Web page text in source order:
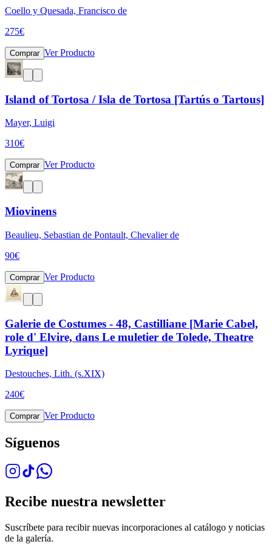
Coello y Quesada, Francisco de
275€
Comprar Ver Producto
Island of Tortosa / Isla de Tortosa [Tartús o Tartous]
Mayer, Luigi
310€
Comprar Ver Producto
Miovinens
Beaulieu, Sebastian de Pontault, Chevalier de
90€
Comprar Ver Producto
Galerie de Costumes - 48, Castilliane [Marie Cabel,
role d' Elvire, dans Le muletier de Tolede, Theatre
Lyrique]
Destouches, Lith. (s.XIX)
240€
Comprar Ver Producto
Síguenos
Recibe nuestra newsletter
Suscríbete para recibir nuevas incorporaciones al catálogo y noticias
de la galería.